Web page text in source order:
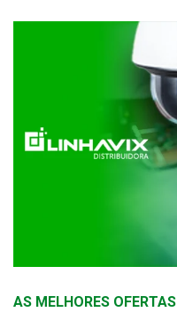
AS MELHORES OFERTAS